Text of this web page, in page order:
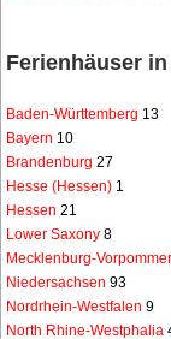
Ferienhäuser
Baden-Württemberg 13
Bayern 10
Brandenburg 27
Hesse (Hessen) 1
Hessen 21
Lower Saxony 8
Mecklenburg-
Niedersachsen 93
Nordrhein-Westfalen 9
North Rhine-Westphalia